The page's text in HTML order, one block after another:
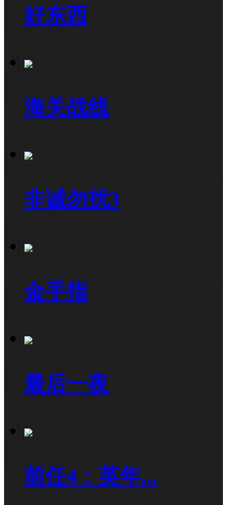
好东西
海关战线
非诚勿扰3
金手指
最后一夜
前任4：英年...